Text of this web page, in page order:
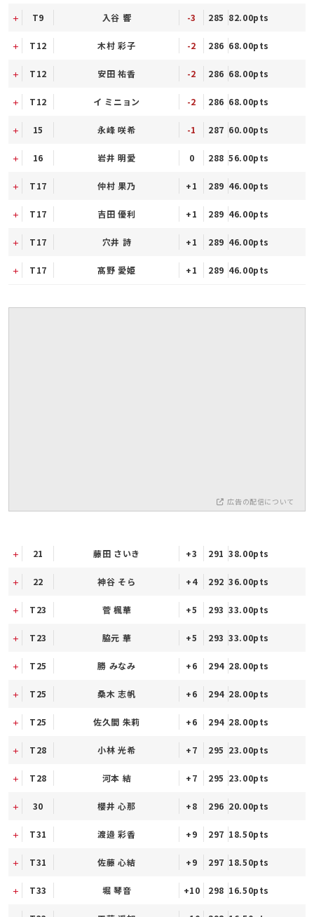
T9 入谷 響 -3 285 82.00pts
T12 木村 彩子 -2 286 68.00pts
T12 安田 祐香 -2 286 68.00pts
T12 イ ミニョン -2 286 68.00pts
15 永峰 咲希 -1 287 60.00pts
16 岩井 明愛 0 288 56.00pts
T17 仲村 果乃 +1 289 46.00pts
T17 吉田 優利 +1 289 46.00pts
T17 穴井 詩 +1 289 46.00pts
T17 髙野 愛姫 +1 289 46.00pts
広告の配信について
21 藤田 さいき +3 291 38.00pts
22 神谷 そら +4 292 36.00pts
T23 菅 楓華 +5 293 33.00pts
T23 脇元 華 +5 293 33.00pts
T25 勝 みなみ +6 294 28.00pts
T25 桑木 志帆 +6 294 28.00pts
T25 佐久間 朱莉 +6 294 28.00pts
T28 小林 光希 +7 295 23.00pts
T28 河本 結 +7 295 23.00pts
30 櫻井 心那 +8 296 20.00pts
T31 渡邉 彩香 +9 297 18.50pts
T31 佐藤 心結 +9 297 18.50pts
T33 堀 琴音 +10 298 16.50pts